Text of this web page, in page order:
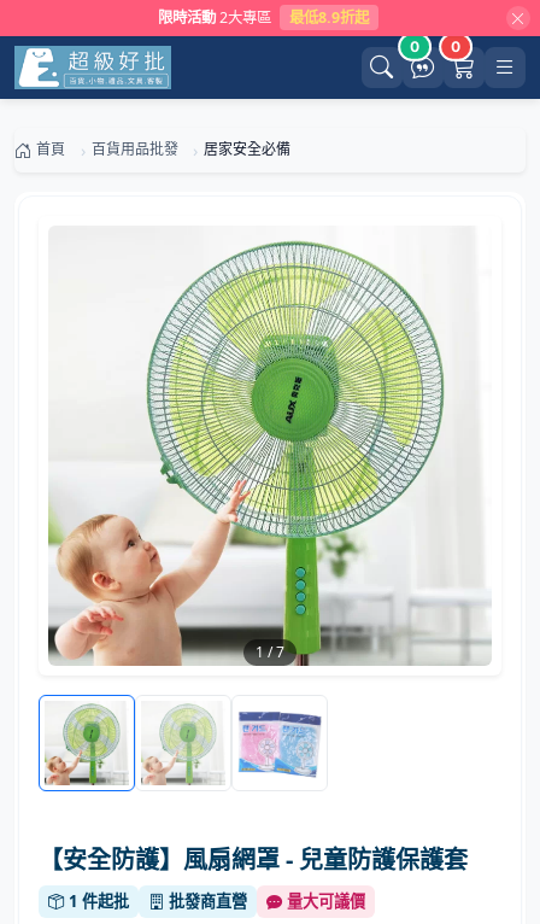
限時活動 2大專區 最低8.9折起
0 0
首頁 百貨用品批發 居家安全必備
1/7
【安全防護】風扇網罩 - 兒童防護保護套
1 件起批 批發商直營 量大可議價